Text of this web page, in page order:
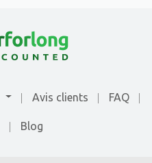
Avis clients FAQ
Blog